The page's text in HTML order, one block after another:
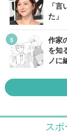
「
た」
作家
を知
ノに